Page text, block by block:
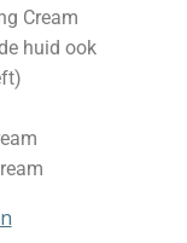
Cream
huid ook